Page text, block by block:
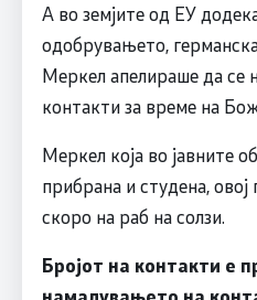
А во земјите од ЕУ
одобрувањето,
Меркел апелираше да се
контакти за време на
Меркел која во јавните
прибрана и студена,
скоро на раб на солзи.
Бројот на контакти е